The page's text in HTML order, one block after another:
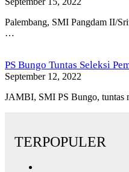
Palembang, SMI Pangdam II/
…
PS Bungo Tuntas Seleksi
September 12, 2022
JAMBI, SMI PS Bungo, tuntas
TERPOPULER